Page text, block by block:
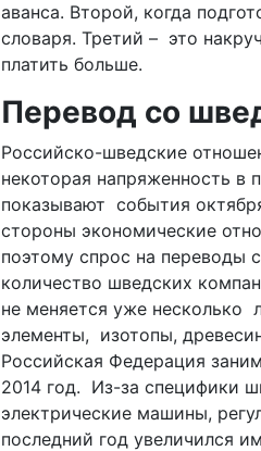
аванса. Второй, когда
словаря. Третий – это
платить больше.
Перевод со
Российско-шведские
некоторая напряженность в
показывают события
стороны экономические
поэтому спрос на переводы
количество шведских
не меняется уже несколько
элементы, изотопы,
Российская Федерация
2014 год. Из-за специфики
электрические машины,
последний год увеличился